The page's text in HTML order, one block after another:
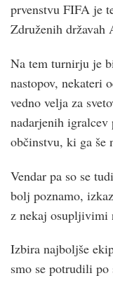
prvenstvu FIFA je
Združenih državah
Na tem turnirju je
nastopov, nekateri
vedno velja za
nadarjenih igralcev
občinstvu, ki ga
Vendar pa so se
bolj poznamo,
z nekaj osupljivimi
Izbira najboljše
smo se potrudili